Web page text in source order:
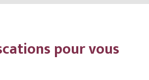
pour vous